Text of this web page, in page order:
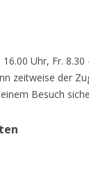
Uhr, Fr.
zeitweise der
Besuch